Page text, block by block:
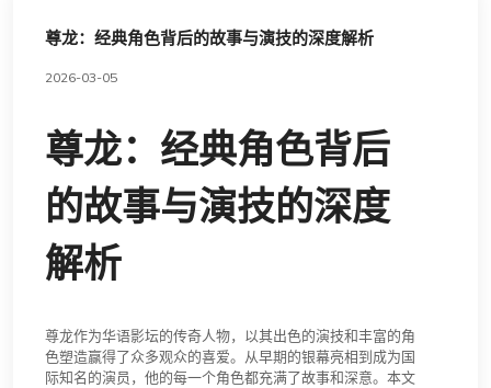
尊龙：经典角色背后的故事与演技的深度解析
2026-03-05
尊龙：经典角色背后
的故事与演技的深度
解析
尊龙作为华语影坛的传奇人物，以其出色的演技和丰富的角
色塑造赢得了众多观众的喜爱。从早期的银幕亮相到成为国
际知名的演员，他的每一个角色都充满了故事和深意。本文